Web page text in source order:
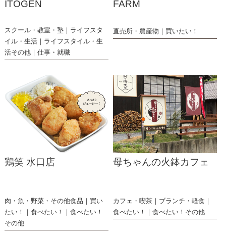
ITOGEN
スクール・教室・塾
ライフスタ
イル・生活
ライフスタイル・生
活その他
仕事・就職
FARM
直売所・農産物 買いたい！
鶏笑 水口店
肉・魚・野菜・その他食品
買い
たい！
食べたい！
食べたい！
その他
母ちゃんの火鉢カフェ
カフェ・喫茶
ブランチ・軽食
食べたい！
食べたい！その他